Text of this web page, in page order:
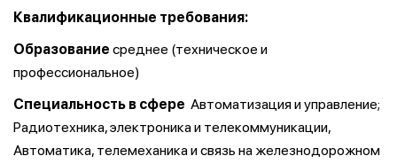
Квалификационные требования:
Образование среднее (техническое и
профессиональное)
Специальность в сфере Автоматизация и управление;
Радиотехника, электроника и телекоммуникации,
Автоматика, телемеханика и связь на железнодорожном